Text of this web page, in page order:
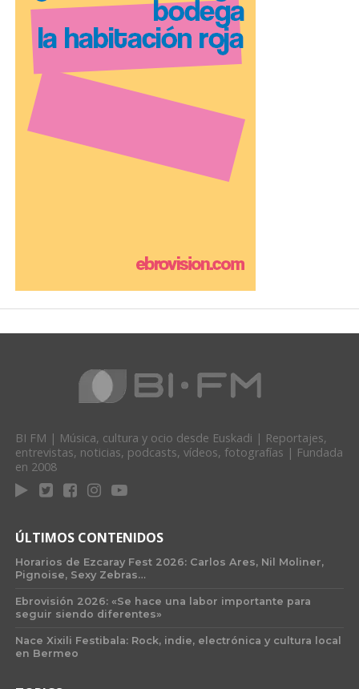
BI FM | Música, cultura y ocio desde Euskadi | Reportajes,
entrevistas, noticias, podcasts, vídeos, fotografías | Fundada
en 2008
ÚLTIMOS CONTENIDOS
Horarios de Ezcaray Fest 2026: Carlos Ares, Nil Moliner,
Pignoise, Sexy Zebras…
Ebrovisión 2026: «Se hace una labor importante para
seguir siendo diferentes»
Nace Xixili Festibala: Rock, indie, electrónica y cultura local
en Bermeo